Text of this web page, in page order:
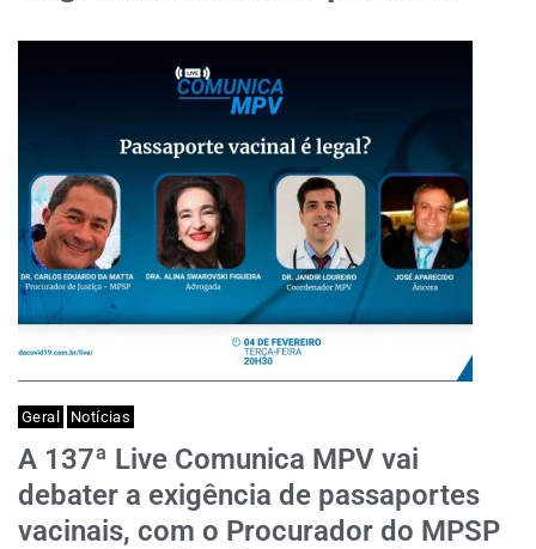
Geral Notícias
A 137ª Live Comunica MPV vai
debater a exigência de passaportes
vacinais, com o Procurador do MPSP